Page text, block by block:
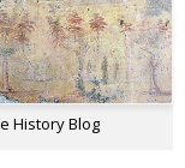
History Blog